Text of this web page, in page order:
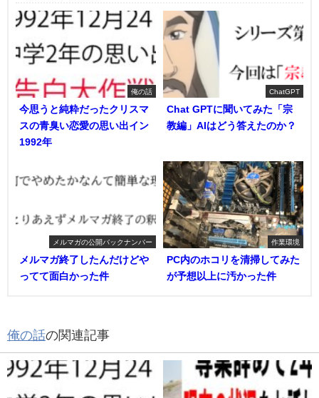
俺の話
今思うと純粋だったクリスマ
スの青臭い恋愛の思い出イン
1992年
ChatGPT
Chat GPTに聞いてみた「宗
教編」AIはどう答えたのか？
メルマガの公開バックナンバー
メルマガ終了したんだけどや
ってて面白かった件
作業環境
PC内のホコリを清掃してみた
が予想以上に汚かった件
俺の話の関連記事